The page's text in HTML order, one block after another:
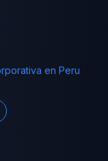
en Peru